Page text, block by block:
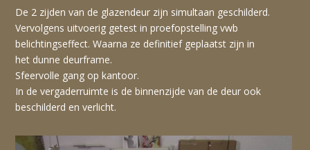
De 2 zijden van de glazendeur zijn simultaan geschilderd.
Vervolgens uitvoerig getest in proefopstelling vwb
belichtingseffect. Waarna ze definitief geplaatst zijn in
het dunne deurframe.
Sfeervolle gang op kantoor.
In de vergaderruimte is de binnenzijde van de deur ook
beschilderd en verlicht.